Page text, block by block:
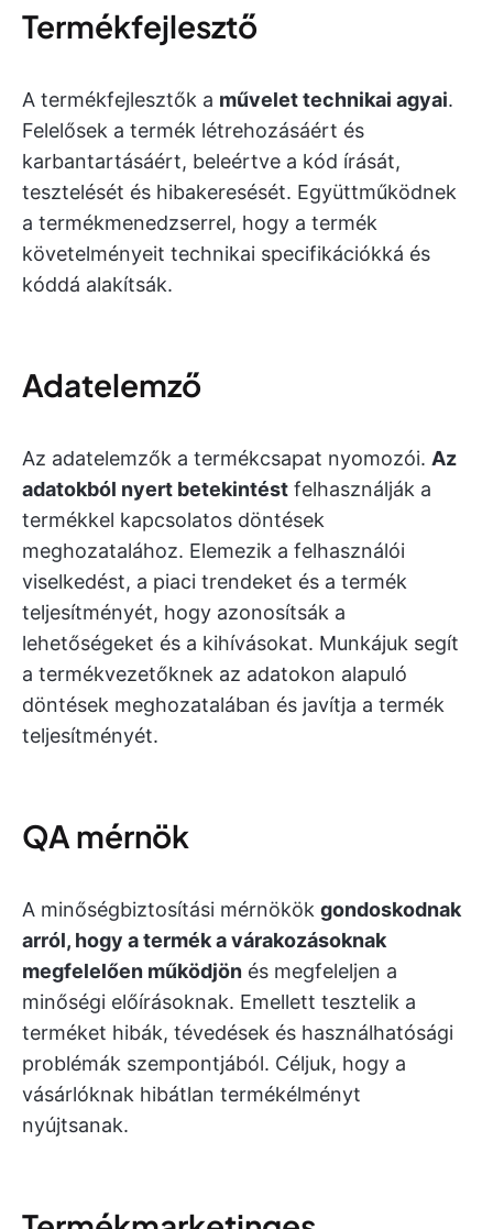
Termékfejlesztő
A termékfejlesztők a művelet technikai agyai.
Felelősek a termék létrehozásáért és
karbantartásáért, beleértve a kód írását,
tesztelését és hibakeresését. Együttműködnek
a termékmenedzserrel, hogy a termék
követelményeit technikai specifikációkká és
kóddá alakítsák.
Adatelemző
Az adatelemzők a termékcsapat nyomozói. Az
adatokból nyert betekintést felhasználják a
termékkel kapcsolatos döntések
meghozatalához. Elemezik a felhasználói
viselkedést, a piaci trendeket és a termék
teljesítményét, hogy azonosítsák a
lehetőségeket és a kihívásokat. Munkájuk segít
a termékvezetőknek az adatokon alapuló
döntések meghozatalában és javítja a termék
teljesítményét.
QA mérnök
A minőségbiztosítási mérnökök gondoskodnak
arról, hogy a termék a várakozásoknak
megfelelően működjön és megfeleljen a
minőségi előírásoknak. Emellett tesztelik a
terméket hibák, tévedések és használhatósági
problémák szempontjából. Céljuk, hogy a
vásárlóknak hibátlan termékélményt
nyújtsanak.